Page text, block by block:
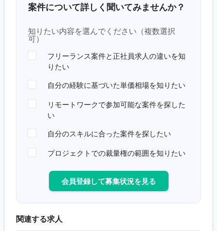
案件について詳しく聞いてみませんか？
知りたい内容を選んでください（複数選択
可）
フリーランス案件と正社員求人の違いを知
りたい
自分の経験に基づいた単価相場を知りたい
リモートワークで参加可能な案件を探した
い
自分のスキルに合った案件を探したい
プロジェクトでの裁量権の範囲を知りたい
会員登録して募集状況を見る
関連する求人